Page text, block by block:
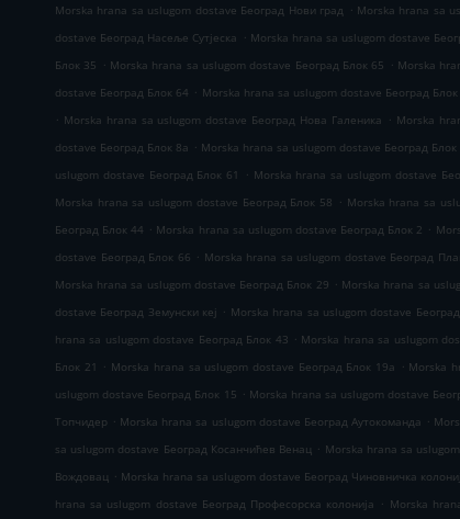
Morska hrana sa uslugom dostave Београд Нови град . Morska hrana sa
dostave Београд Насеље Сутјеска . Morska hrana sa uslugom dostave
Блок 35 . Morska hrana sa uslugom dostave Београд Блок 65 . Morska
dostave Београд Блок 64 . Morska hrana sa uslugom dostave Београд Блок
. Morska hrana sa uslugom dostave Београд Нова Галеника . Morska
dostave Београд Блок 8а . Morska hrana sa uslugom dostave Београд Блок
uslugom dostave Београд Блок 61
. Morska hrana sa uslugom dostave
Morska hrana sa uslugom dostave Београд Блок 58 . Morska hrana sa
Београд Блок 44 . Morska hrana sa uslugom dostave Београд Блок 2 .
dostave Београд Блок 66 . Morska hrana sa uslugom dostave Београд
Morska hrana sa uslugom dostave Београд Блок 29 . Morska hrana sa
dostave Београд Земунски кеј . Morska hrana sa uslugom dostave Београд
hrana sa uslugom dostave Београд Блок 43 . Morska hrana sa uslugom
Блок 21
. Morska hrana sa uslugom dostave Београд Блок 19а . Morska
uslugom dostave Београд Блок 15 . Morska hrana sa uslugom dostave
Топчидер . Morska hrana sa uslugom dostave Београд Аутокоманда .
sa uslugom dostave Београд Косанчићев Венац . Morska hrana sa
Вождовац . Morska hrana sa uslugom dostave Београд Чиновничка
hrana sa uslugom dostave Београд Професорска колонија . Morska